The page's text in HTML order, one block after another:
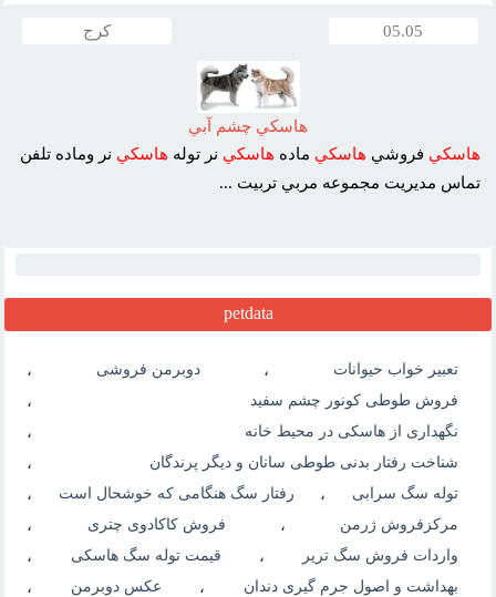
05.05 کرج
هاسکي چشم آبي
هاسکي فروشي هاسکي ماده هاسکي نر توله هاسکي نر وماده تلفن
تماس مديريت مجموعه مربي تربيت ...
petdata
تعبیر خواب حیوانات ، دوبرمن فروشی ،
فروش طوطی کونور چشم سفید ،
نگهداری از هاسکی در محیط خانه ،
شناخت رفتار بدنی طوطی سانان و دیگر پرندگان ،
توله سگ سرابی ، رفتار سگ هنگامی که خوشحال است ،
مرکزفروش ژرمن ، فروش کاکادوی چتری ،
واردات فروش سگ تریر ، قیمت توله سگ هاسکی ،
بهداشت و اصول جرم گیری دندان ، عکس دوبرمن ،